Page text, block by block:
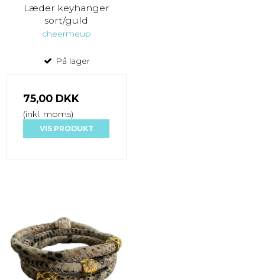
Læder keyhanger
sort/guld
cheermeup
På lager
75,00 DKK
(inkl. moms)
VIS PRODUKT